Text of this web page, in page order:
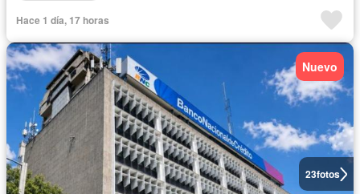
Hace 1 día, 17 horas
23fotos
Nuevo